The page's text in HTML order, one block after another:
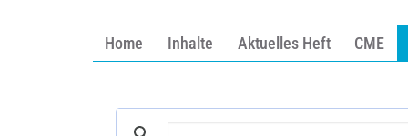
Home Inhalte Aktuelles Heft CME